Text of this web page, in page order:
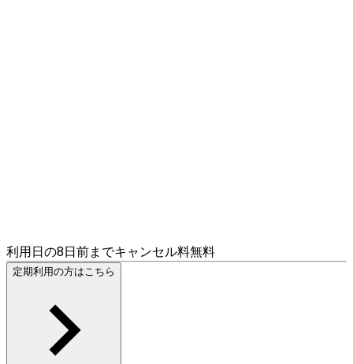
利用日の8日前までキャンセル料無料
定期利用の方はこちら